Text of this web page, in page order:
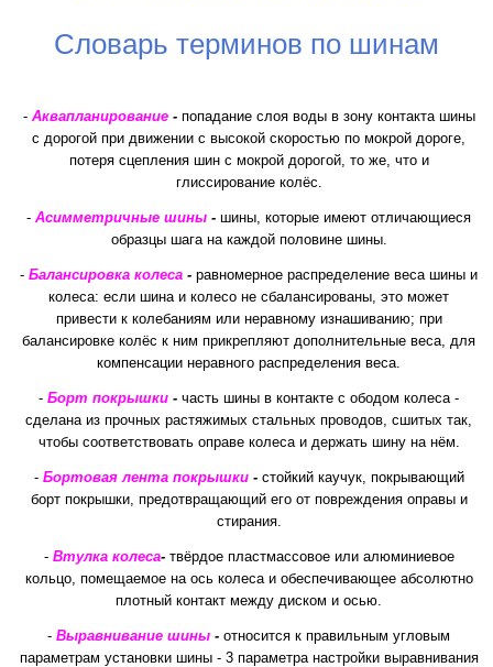
Словарь терминов по шинам
- Аквапланирование- попадание слоя воды в зону контакта шины
с дорогой при движении с высокой скоростью по мокрой дороге,
потеря сцепления шин с мокрой дорогой, то же, что и
глиссирование колёс.
- Асимметричные шины - шины, которые имеют отличающиеся
образцы шага на каждой половине шины.
- Балансировка колеса - равномерное распределение веса шины и
колеса: если шина и колесо не сбалансированы, это может
привести к колебаниям или неравному изнашиванию; при
балансировке колёс к ним прикрепляют дополнительные веса, для
компенсации неравного распределения веса.
- Борт покрышки - часть шины в контакте с ободом колеса -
сделана из прочных растяжимых стальных проводов, сшитых так,
чтобы соответствовать оправе колеса и держать шину на нём.
- Бортовая лента покрышки- стойкий каучук, покрывающий
борт покрышки, предотвращающий его от повреждения оправы и
стирания.
- Втулка колеса- твёрдое пластмассовое или алюминиевое
кольцо, помещаемое на ось колеса и обеспечивающее абсолютно
плотный контакт между диском и осью.
- Выравнивание шины - относится к правильным угловым
параметрам установки шины - 3 параметра настройки выравнивания